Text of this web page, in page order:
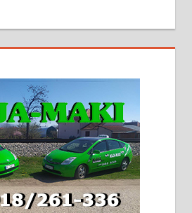
једна уз другу.
централно
гас и дрва. Две
74-023
опремљену
путу, на
око 7 ари.
063/102-35-25